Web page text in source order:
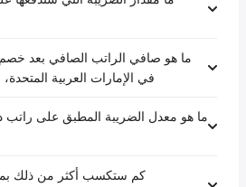
في الإمارات العربية المتحدة،